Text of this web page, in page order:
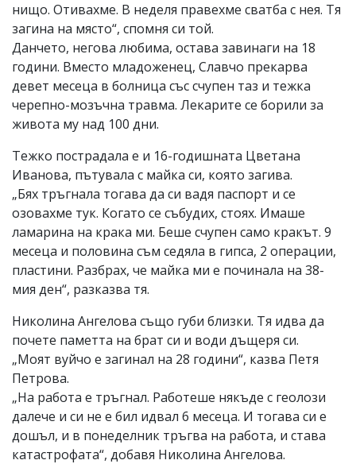
нищо. Отивахме. В неделя правехме сватба с нея. Тя
загина на място“, спомня си той.
Данчето, негова любима, остава завинаги на 18
години. Вместо младоженец, Славчо прекарва
девет месеца в болница със счупен таз и тежка
черепно-мозъчна травма. Лекарите се борили за
живота му над 100 дни.
Тежко пострадала е и 16-годишната Цветана
Иванова, пътувала с майка си, която загива.
„Бях тръгнала тогава да си вадя паспорт и се
озовахме тук. Когато се събудих, стоях. Имаше
ламарина на крака ми. Беше счупен само кракът. 9
месеца и половина съм седяла в гипса, 2 операции,
пластини. Разбрах, че майка ми е починала на 38-
мия ден“, разказва тя.
Николина Ангелова също губи близки. Тя идва да
почете паметта на брат си и води дъщеря си.
„Моят вуйчо е загинал на 28 години“, казва Петя
Петрова.
„На работа е тръгнал. Работеше някъде с геолози
далече и си не е бил идвал 6 месеца. И тогава си е
дошъл, и в понеделник тръгва на работа, и става
катастрофата“, добавя Николина Ангелова.